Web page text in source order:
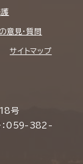
意見・質問
サイトマップ
号
：059-382-